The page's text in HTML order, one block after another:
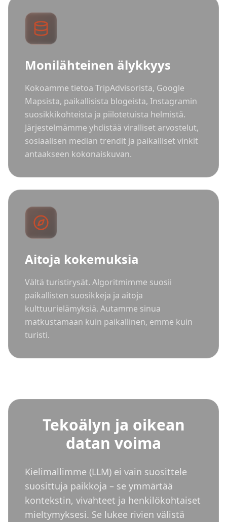
Monilähteinen älykkyys
Kokoamme tietoa TripAdvisorista, Google
Mapsista, paikallisista blogeista, Instagramin
suosikkikohteista ja piilotetuista helmistä.
Järjestelmämme yhdistää viralliset arvostelut,
sosiaalisen median trendit ja paikalliset vinkit
antaakseen kokonaiskuvan.
Aitoja kokemuksia
Vältä turistirysät. Algoritmimme suosii
paikallisten suosikkeja ja aitoja
kulttuurielämyksiä. Autamme sinua
matkustamaan kuin paikallinen, emme kuin
turisti.
Tekoälyn ja oikean
datan voima
Kielimallimme (LLM) ei vain suosittele
suosittuja paikkoja – se ymmärtää
kontekstin, vivahteet ja henkilökohtaiset
mieltymyksesi. Se lukee rivien välistä